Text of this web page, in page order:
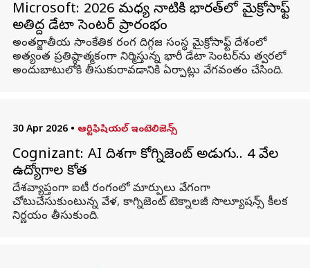
Microsoft: 2026 మధ్య నాటికి భారత్‌లో మైక్రోసాఫ్ట్‌
అతిపెద్ద డేటా సెంటర్‌ ప్రారంభం
అంతర్జాతీయ సాంకేతిక రంగ దిగ్గజ సంస్థ మైక్రోసాఫ్ట్‌ దేశంలో
అత్యంత ప్రతిష్ఠాత్మకంగా నిర్మిస్తున్న భారీ డేటా సెంటర్‌ను త్వరలో
అందుబాటులోకి తీసుకురావడానికి ఏర్పాట్లు వేగవంతం చేసింది.
30 Apr 2026 • ఆర్టిఫిషియల్ ఇంటెలిజెన్స్
Cognizant: AI దిశగా కోగ్నిజెంట్ అడుగు.. 4 వేల
ఉద్యోగాల కోత
దేశవ్యాప్తంగా ఐటీ రంగంలో మార్పులు వేగంగా
చోటుచేసుకుంటున్న వేళ, కాగ్నిజెంట్ టెక్నాలజీ సొల్యూషన్స్ కీలక
నిర్ణయం తీసుకుంది.